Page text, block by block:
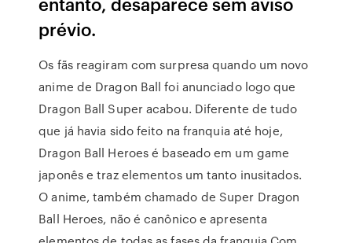
prévio.
Os fãs reagiram com surpresa quando um novo
anime de Dragon Ball foi anunciado logo que
Dragon Ball Super acabou. Diferente de tudo
que já havia sido feito na franquia até hoje,
Dragon Ball Heroes é baseado em um game
japonês e traz elementos um tanto inusitados.
O anime, também chamado de Super Dragon
Ball Heroes, não é canônico e apresenta